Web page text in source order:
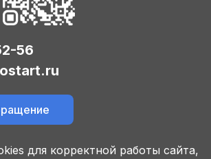
56
для корректной работы сайта,